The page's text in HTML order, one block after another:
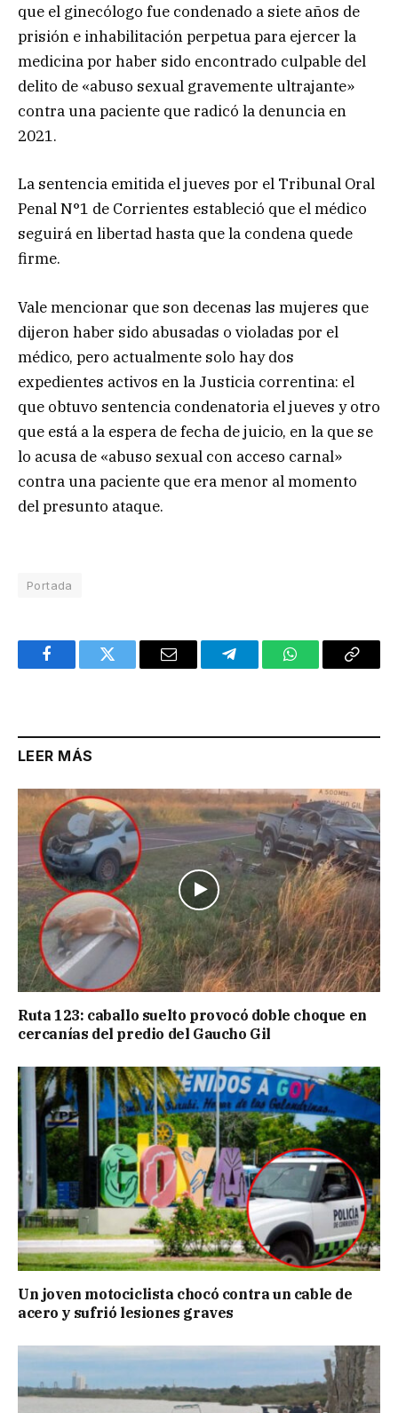
que el ginecólogo fue condenado a siete años de
prisión e inhabilitación perpetua para ejercer la
medicina por haber sido encontrado culpable del
delito de «abuso sexual gravemente ultrajante»
contra una paciente que radicó la denuncia en
2021.
La sentencia emitida el jueves por el Tribunal Oral
Penal N°1 de Corrientes estableció que el médico
seguirá en libertad hasta que la condena quede
firme.
Vale mencionar que son decenas las mujeres que
dijeron haber sido abusadas o violadas por el
médico, pero actualmente solo hay dos
expedientes activos en la Justicia correntina: el
que obtuvo sentencia condenatoria el jueves y otro
que está a la espera de fecha de juicio, en la que se
lo acusa de «abuso sexual con acceso carnal»
contra una paciente que era menor al momento
del presunto ataque.
Portada
FacebookTwitter Email TelegramWhatsAppCopy
LEER MÁS
Ruta 123: caballo suelto provocó doble choque en
cercanías del predio del Gaucho Gil
Un joven motociclista chocó contra un cable de
acero y sufrió lesiones graves